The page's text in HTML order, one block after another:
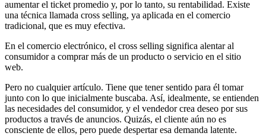
aumentar el ticket promedio y, por lo tanto, su rentabilidad. Existe
una técnica llamada cross selling, ya aplicada en el comercio
tradicional, que es muy efectiva.
En el comercio electrónico, el cross selling significa alentar al
consumidor a comprar más de un producto o servicio en el sitio
web.
Pero no cualquier artículo. Tiene que tener sentido para él tomar
junto con lo que inicialmente buscaba. Así, idealmente, se entienden
las necesidades del consumidor, y el vendedor crea deseo por sus
productos a través de anuncios. Quizás, el cliente aún no es
consciente de ellos, pero puede despertar esa demanda latente.